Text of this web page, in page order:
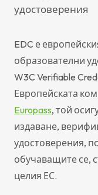
удостоверения
EDC е
образователни
W3C Verifiable
Европейската
Europass, той
издаване,
удостоверения,
обучаващите се,
целия ЕС.